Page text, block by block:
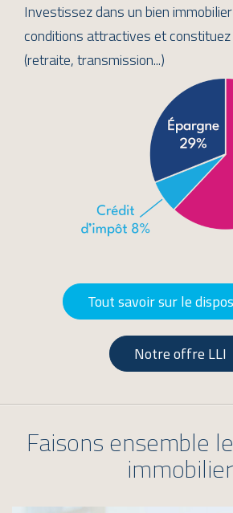
Investissez dans un bien
conditions attractives et
(retraite, transmission...)
Tout savoir sur le
Notre offre LLI
Faisons ensemble
immobilier